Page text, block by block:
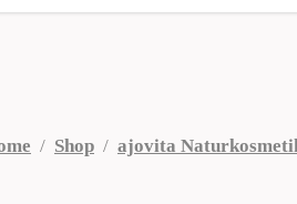
/ Shop / ajovita